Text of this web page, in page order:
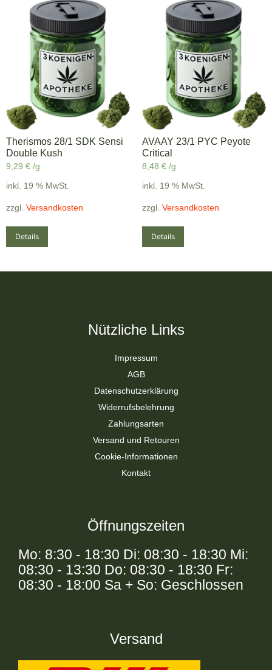
Therismos 28/1 SDK Sensi
Double Kush
9,29 € /g
inkl. 19 % MwSt.
zzgl. Versandkosten
Details
AVAAY 23/1 PYC Peyote
Critical
8,48 € /g
inkl. 19 % MwSt.
zzgl. Versandkosten
Details
Nützliche Links
Impressum
AGB
Datenschutzerklärung
Widerrufsbelehrung
Zahlungsarten
Versand und Retouren
Cookie-Informationen
Kontakt
Öffnungszeiten
Mo: 8:30 - 18:30 Di: 08:30 - 18:30 Mi:
08:30 - 13:30 Do: 08:30 - 18:30 Fr:
08:30 - 18:00 Sa + So: Geschlossen
Versand